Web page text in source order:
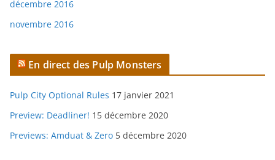
décembre 2016
novembre 2016
En direct des Pulp Monsters
Pulp City Optional Rules 17 janvier 2021
Preview: Deadliner! 15 décembre 2020
Previews: Amduat & Zero 5 décembre 2020